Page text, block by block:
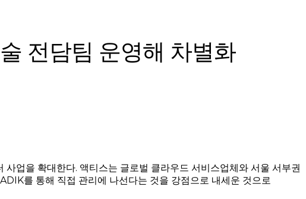
전담팀 운영해 차별화
업을 확대한다. 액티스는 글로벌 클라우드 서비스업체와 서울 서부권
를 통해 직접 관리에 나선다는 것을 강점으로 내세운 것으로